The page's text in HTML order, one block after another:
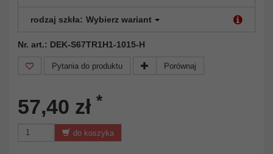
rodzaj szkła: Wybierz wariant
Nr. art.: DEK-S67TR1H1-1015-H
Pytania do produktu Porównaj
57,40 zł *
do koszyka